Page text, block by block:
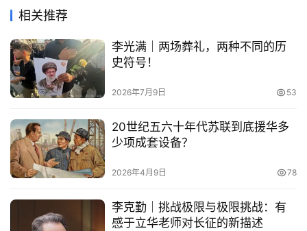
相关推荐
李光满｜两场葬礼，两种不同的历
史符号！
2026年7月9日 53
20世纪五六十年代苏联到底援华多
少项成套设备？
2026年4月9日 78
李克勤｜挑战极限与极限挑战：有
感于立华老师对长征的新描述